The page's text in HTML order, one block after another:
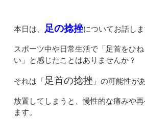
本日は、 足の捻挫についてお話しま
スポーツ中や日常生活で「足首をひ
い」と感じたことはありませんか？
それは「足首の捻挫 」の可能性が
放置してしまうと、慢性的な痛みや
ます。